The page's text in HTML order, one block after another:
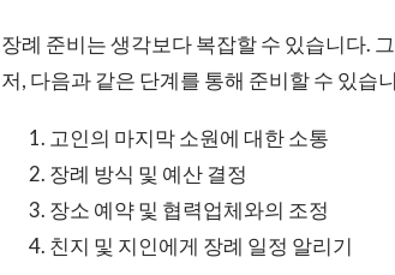
장례 준비는 생각보다 복잡할 수 있습니다.
저, 다음과 같은 단계를 통해 준비할 수 있습
고인의 마지막 소원에 대한 소통
장례 방식 및 예산 결정
장소 예약 및 협력업체와의 조정
친지 및 지인에게 장례 일정 알리기